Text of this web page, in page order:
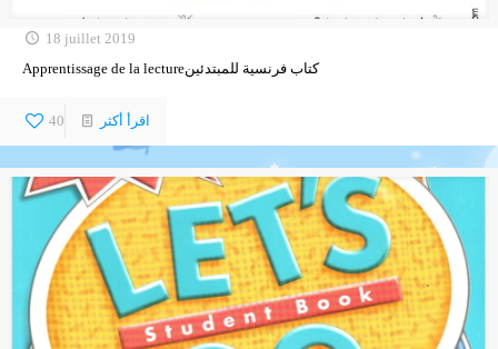
18 juillet 2019
Apprentissage de la lectureكتاب فرنسية للمبتدئين
40 اقرأ أكثر